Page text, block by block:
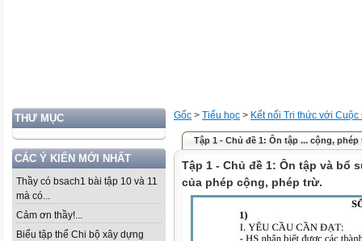
THƯ MỤC
CÁC Ý KIẾN MỚI NHẤT
Thầy có bsach1 bài tập 10 và 11
mà có...
Cảm ơn thầy!...
Biểu tập thể Chi bộ xây dựng
Gốc > Tiểu học > Kết nối Tri thức với Cuộc
Tập 1 - Chủ đề 1: Ôn tập ... cộng, phép
Tập 1 - Chủ đề 1: Ôn tập và bổ
của phép cộng, phép trừ.